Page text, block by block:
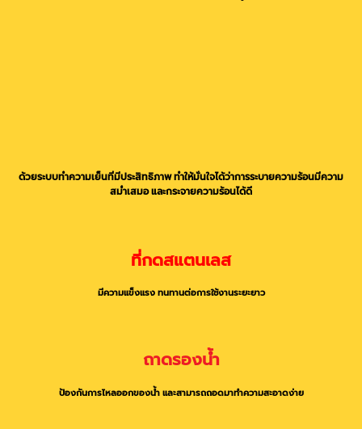
ด้วยระบบทำความเย็นที่มีประสิทธิภาพ ทำให้มั่นใจได้ว่าการระบายความร้อนมีความ
สม่ำเสมอ และกระจายความร้อนได้ดี
ที่กดสแตนเลส
มีความแข็งแรง ทนทานต่อการใช้งานระยะยาว
ถาดรองน้ำ
ป้องกันการไหลออกของน้ำ และสามารถถอดมาทำความสะอาดง่าย